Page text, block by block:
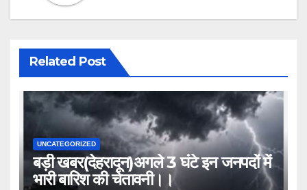
Related Post
UNCATEGORIZED
बड़ी खबर(देहरादून)अगले 3 घंटे इन जनपदों में
भारी बारिश की चेतावनी।।